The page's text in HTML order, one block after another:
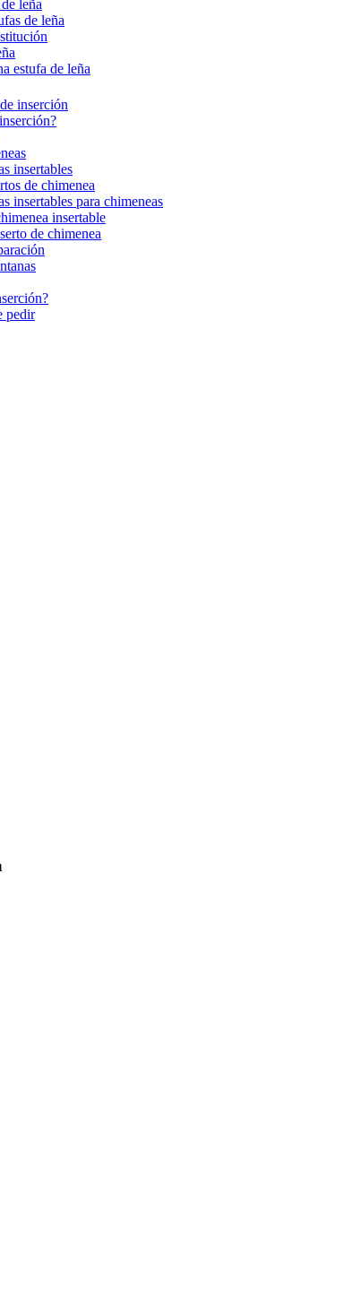
leña
de leña
estufa de leña
inserción
insertables
de chimenea
insertables para chimeneas
insertable
de chimenea
pedir